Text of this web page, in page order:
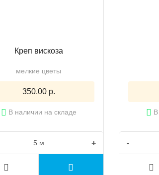
Креп вискоза
мелкие цветы
350.00 р.
В наличии на складе
+ -